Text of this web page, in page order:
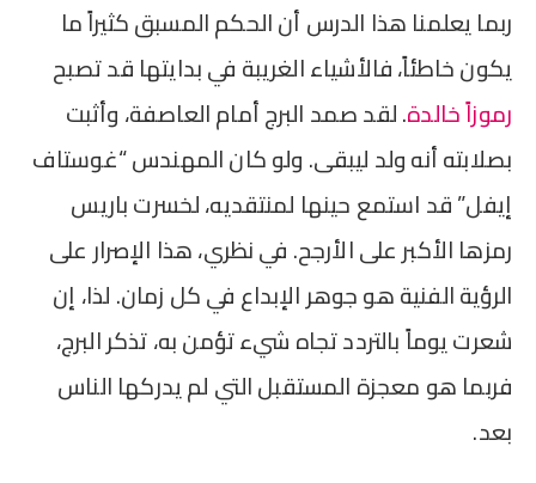
ربما يعلمنا هذا الدرس أن الحكم المسبق كثيراً ما
يكون خاطئاً، فالأشياء الغريبة في بدايتها قد تصبح
رموزاً خالدة. لقد صمد البرج أمام العاصفة، وأثبت
بصلابته أنه ولد ليبقى. ولو كان المهندس “غوستاف
إيفل” قد استمع حينها لمنتقديه، لخسرت باريس
رمزها الأكبر على الأرجح. في نظري، هذا الإصرار على
الرؤية الفنية هو جوهر الإبداع في كل زمان. لذا، إن
شعرت يوماً بالتردد تجاه شيء تؤمن به، تذكر البرج،
فربما هو معجزة المستقبل التي لم يدركها الناس
بعد.